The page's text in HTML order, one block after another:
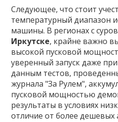
Следующее, что стоит
температурный диапазон
машины. В регионах с
Иркутске, крайне важно
высокой пусковой
уверенный запуск даже
данным тестов,
журнала "За Рулем",
пусковой мощностью
результаты в условиях
отличие от более дешевых